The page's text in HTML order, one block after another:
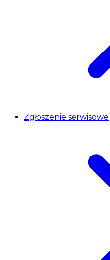
Zgłoszenie serwisowe